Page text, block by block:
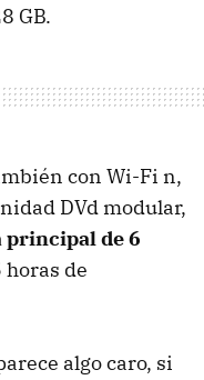
GB.
con Wi-Fi n,
DVd modular,
principal de 6
horas de
algo caro, si